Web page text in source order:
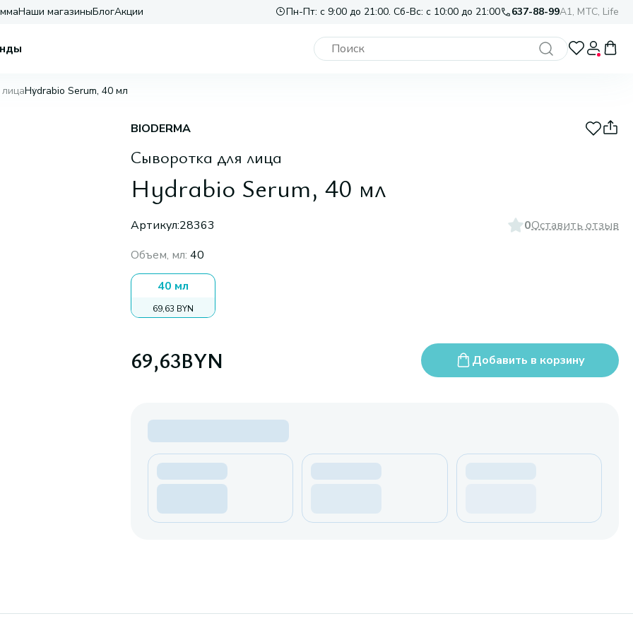
Наши магазиныБлогАкции Пн-Пт: с 9:00 до 21:00. Сб-Вс: с 10:00 до 21:00 637-88-99A1, МТС, Life
Hydrabio Serum, 40 мл
BIODERMA
Сыворотка для лица
Hydrabio Serum, 40 мл
Артикул:28363 0Оставить отзыв
Объем, мл: 40
40 мл
69,63 BYN
69,63BYN Добавить в корзину